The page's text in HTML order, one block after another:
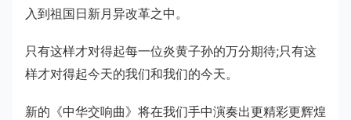
入到祖国日新月异改革之中。
只有这样才对得起每一位炎黄子孙的万分期待;只有这
样才对得起今天的我们和我们的今天。
新的《中华交响曲》将在我们手中演奏出更精彩更辉煌